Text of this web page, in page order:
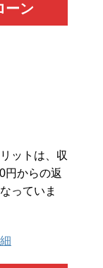
ーン
ットは、収
円からの返
っていま